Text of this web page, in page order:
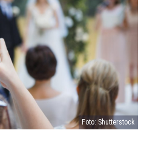
Foto: Shutterstock